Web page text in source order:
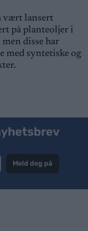
vært lansert
på planteoljer i
disse har
med syntetiske og
Meld deg på